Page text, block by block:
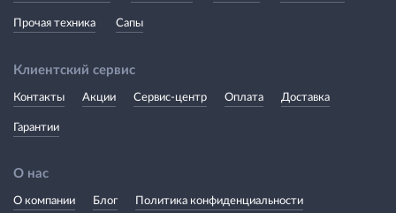
Прочая техника Сапы
Клиентский сервис
Контакты Акции Сервис-центр Оплата Доставка
Гарантии
О нас
О компании Блог Политика конфиденциальности